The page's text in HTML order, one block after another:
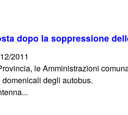
dopo la soppressione
2011
le Amministrazioni
degli autobus.